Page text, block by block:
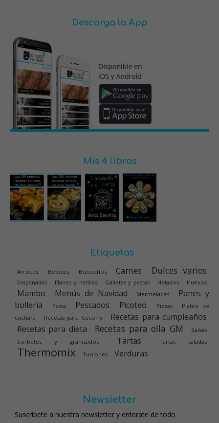
Descarga la App
Mis 4 libros
Etiquetas
Arroces Bebidas Bizcochos Carnes Dulces varios
Empanadas Flanes y natillas Galletas y pastas Helados Huevos
Mambo Menús de Navidad Mermeladas
Panes y
bolleria
Pasta Pescados Picoteo Pizzas
Platos de
cuchara
Recetas para Cecofry
Recetas para cumpleaños
Recetas para dieta
Recetas para olla GM
Salsas
Sorbetes y granizados
Tartas Tartas saladas
Thermomix Turrones Verduras
Newsletter
Suscríbete a nuestra newsletter y enterate de todo